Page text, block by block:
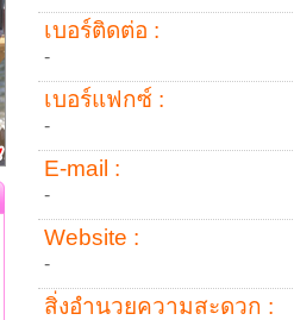
เบอร์ติดต่อ :
-
เบอร์แฟกซ์ :
-
E-mail :
-
Website :
-
สิ่งอำนวยความสะดวก :